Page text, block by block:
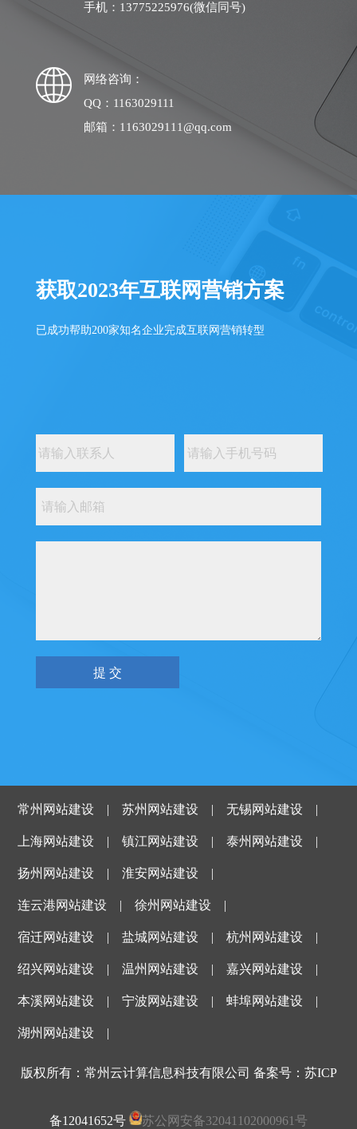
手机：13775225976(微信同号)
网络咨询：
QQ：1163029111
邮箱：1163029111@qq.com
获取2023年互联网营销方案
已成功帮助200家知名企业完成互联网营销转型
常州网站建设 |苏州网站建设 |无锡网站建设 |
上海网站建设 |镇江网站建设 |泰州网站建设 |
扬州网站建设 |淮安网站建设 |
连云港网站建设 |徐州网站建设 |
宿迁网站建设 |盐城网站建设 |杭州网站建设 |
绍兴网站建设 |温州网站建设 |嘉兴网站建设 |
本溪网站建设 |宁波网站建设 |蚌埠网站建设 |
湖州网站建设 |
版权所有：常州云计算信息科技有限公司 备案号： 苏ICP
备12041652号 苏公网安备32041102000961号